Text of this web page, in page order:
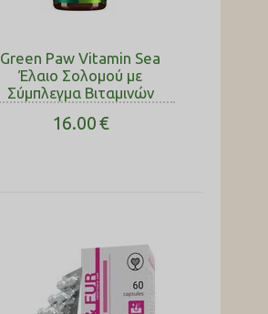
Green Paw Vitamin Sea
Έλαιο Σολοµού με
Σύμπλεγμα Βιταμινών
16.00€